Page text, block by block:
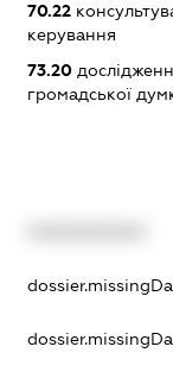
70.22
керування
73.20
громадської